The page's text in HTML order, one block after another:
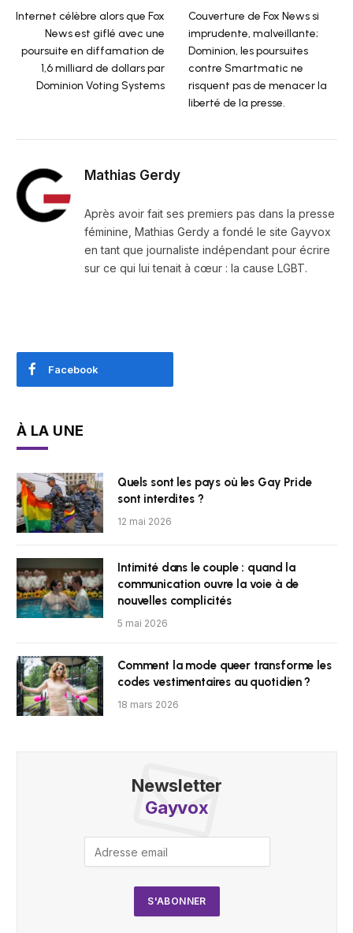
Internet célèbre alors que Fox
News est giflé avec une
poursuite en diffamation de
1,6 milliard de dollars par
Dominion Voting Systems
Couverture de Fox News si
imprudente, malveillante;
Dominion, les poursuites
contre Smartmatic ne
risquent pas de menacer la
liberté de la presse.
Mathias Gerdy
Après avoir fait ses premiers pas dans la presse
féminine, Mathias Gerdy a fondé le site Gayvox
en tant que journaliste indépendant pour écrire
sur ce qui lui tenait à cœur : la cause LGBT.
Facebook
À LA UNE
Quels sont les pays où les Gay Pride
sont interdites ?
12 mai 2026
Intimité dans le couple : quand la
communication ouvre la voie à de
nouvelles complicités
5 mai 2026
Comment la mode queer transforme les
codes vestimentaires au quotidien ?
18 mars 2026
Newsletter
Gayvox